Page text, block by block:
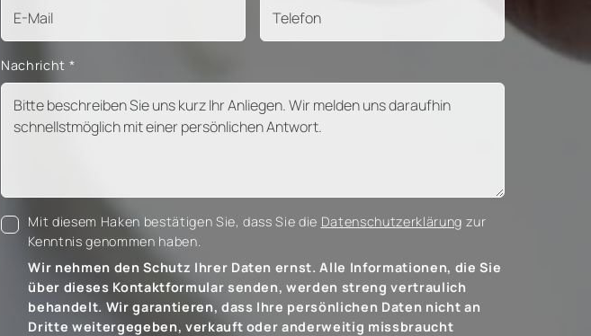
Nachricht *
Mit diesem Haken bestätigen Sie, dass Sie die Datenschutzerklärung zur
Kenntnis genommen haben.
Wir nehmen den Schutz Ihrer Daten ernst. Alle Informationen, die Sie
über dieses Kontaktformular senden, werden streng vertraulich
behandelt. Wir garantieren, dass Ihre persönlichen Daten nicht an
Dritte weitergegeben, verkauft oder anderweitig missbraucht